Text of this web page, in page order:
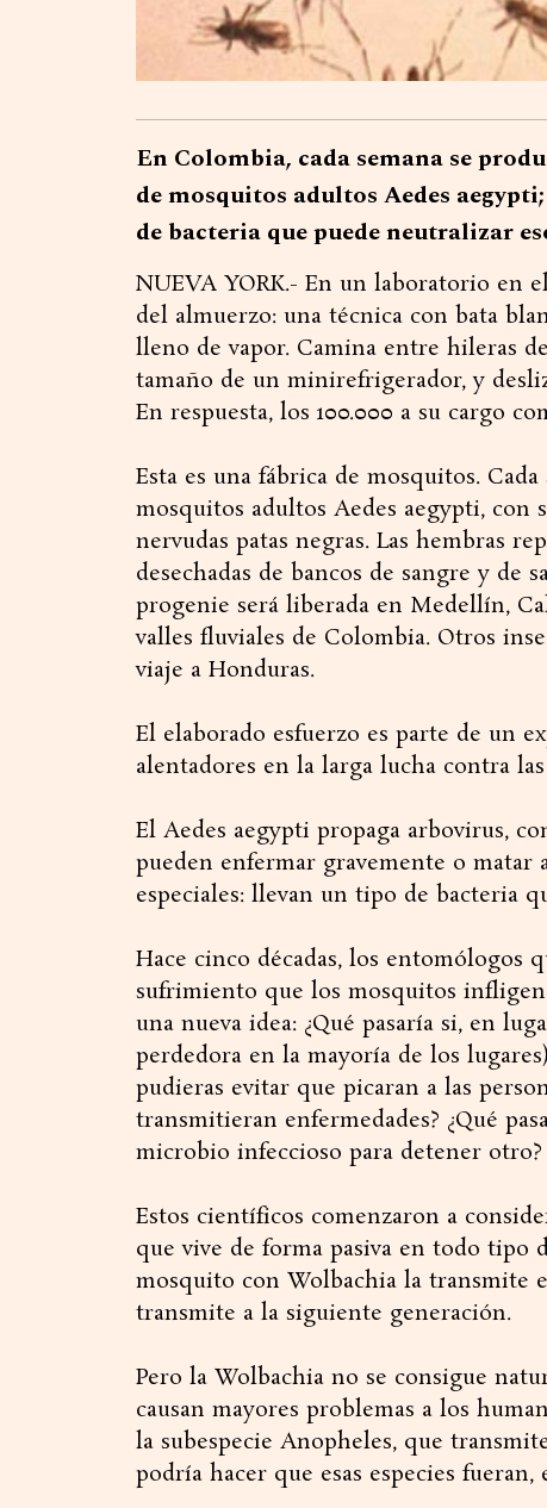
En Colombia, cada semana se
de mosquitos adultos Aedes
de bacteria que puede neutralizar
NUEVA YORK.- En un laboratorio en
del almuerzo: una técnica con bata
lleno de vapor. Camina entre hileras
tamaño de un minirefrigerador, y
En respuesta, los 100.000 a su cargo
Esta es una fábrica de mosquitos.
mosquitos adultos Aedes aegypti, con
nervudas patas negras. Las hembras
desechadas de bancos de sangre y de
progenie será liberada en Medellín,
valles fluviales de Colombia. Otros
viaje a Honduras.
El elaborado esfuerzo es parte de un
alentadores en la larga lucha contra
El Aedes aegypti propaga arbovirus,
pueden enfermar gravemente o matar
especiales: llevan un tipo de bacteria
Hace cinco décadas, los entomólogos
sufrimiento que los mosquitos
una nueva idea: ¿Qué pasaría si, en
perdedora en la mayoría de los
pudieras evitar que picaran a las
transmitieran enfermedades? ¿Qué
microbio infeccioso para detener otro?
Estos científicos comenzaron a
que vive de forma pasiva en todo tipo
mosquito con Wolbachia la transmite
transmite a la siguiente generación.
Pero la Wolbachia no se consigue
causan mayores problemas a los
la subespecie Anopheles, que
podría hacer que esas especies fueran,